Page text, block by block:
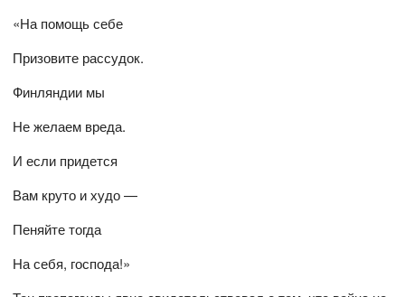
«На помощь себе
Призовите рассудок.
Финляндии мы
Не желаем вреда.
И если придется
Вам круто и худо —
Пеняйте тогда
На себя, господа!»